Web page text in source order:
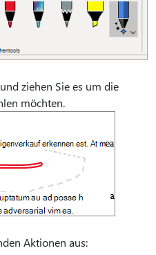
ziehen Sie es um die
möchten.
Aktionen aus: